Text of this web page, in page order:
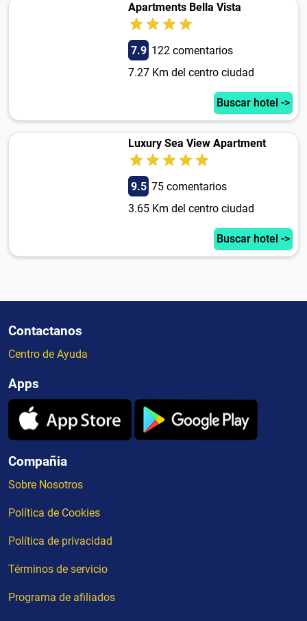
Apartments Bella Vista
7.9 122 comentarios
7.27 Km del centro ciudad
Buscar hotel ->
Luxury Sea View Apartment
9.5 75 comentarios
3.65 Km del centro ciudad
Buscar hotel ->
Contactanos
Centro de Ayuda
Apps
Compañia
Sobre Nosotros
Política de Cookies
Política de privacidad
Términos de servicio
Programa de afiliados